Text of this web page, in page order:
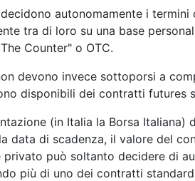
autonomamente i
tra di loro su una base
Counter" o OTC.
devono invece sottoporsi a
disponibili dei contratti futures
(in Italia la Borsa Italiana)
data di scadenza, il valore del
privato può soltanto decidere di
più di uno dei contratti